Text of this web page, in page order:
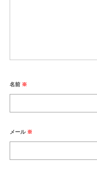
名前 ※
メール ※